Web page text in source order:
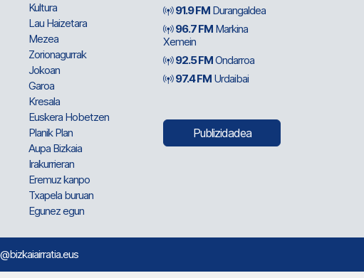
Kultura
Lau Haizetara
Mezea
Zorionagurrak
Jokoan
Garoa
Kresala
Euskera Hobetzen
Planik Plan
Aupa Bizkaia
Irakurrieran
Eremuz kanpo
Txapela buruan
Egunez egun
91.9 FM Durangaldea
96.7 FM Markina
Xemein
92.5 FMOndarroa
97.4 FM Urdaibai
Publizidadea